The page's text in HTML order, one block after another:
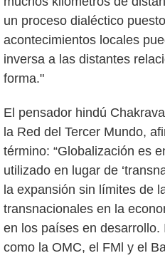
un proceso dialéctico
acontecimientos locales
inversa a las distantes
forma."
El pensador hindú
la Red del Tercer Mundo,
término: “Globalización es
utilizado en lugar de
la expansión sin límites de
transnacionales en la
en los países en
como la OMC, el FMl y el